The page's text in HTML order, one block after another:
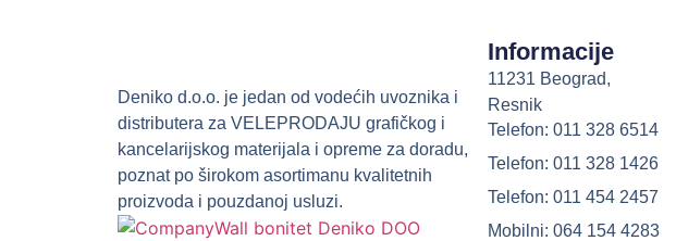
Deniko d.o.o. je jedan od vodećih uvoznika i
distributera za VELEPRODAJU grafičkog i
kancelarijskog materijala i opreme za doradu,
poznat po širokom asortimanu kvalitetnih
proizvoda i pouzdanoj usluzi.
Informacije
11231 Beograd,
Resnik
Telefon: 011 328 6514
Telefon: 011 328 1426
Telefon: 011 454 2457
Mobilni: 064 154 4283